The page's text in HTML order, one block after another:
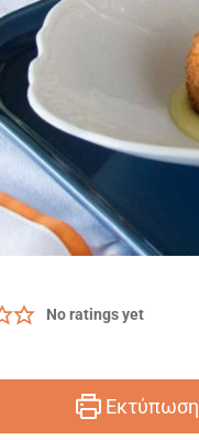
No ratings yet
Εκτύπωση